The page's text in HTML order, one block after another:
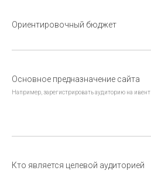
Ориентировочный бюджет
Основное предназначение сайта
Например, зарегистрировать аудиторию на ивент
Кто является целевой аудиторией